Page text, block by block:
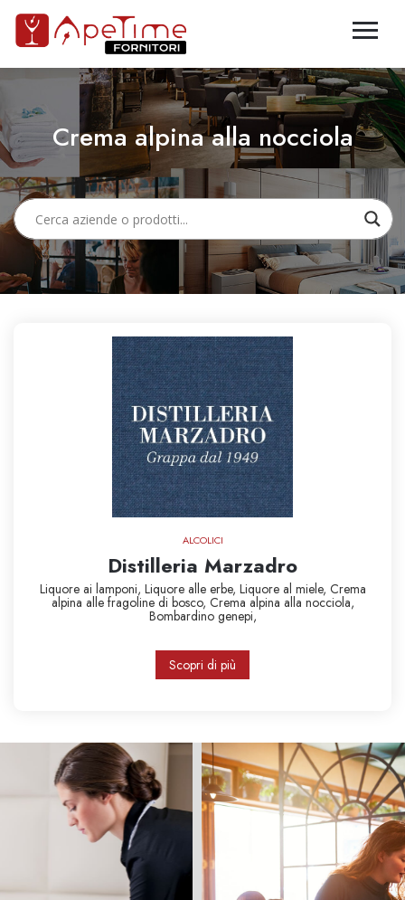
Crema alpina alla nocciola
ALCOLICI
Distilleria Marzadro
Liquore ai lamponi, Liquore alle erbe, Liquore al miele, Crema
alpina alle fragoline di bosco, Crema alpina alla nocciola,
Bombardino genepi,
Scopri di più